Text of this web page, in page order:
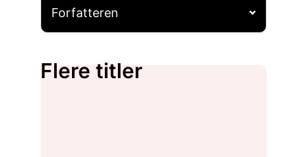
Forfatteren
Flere titler